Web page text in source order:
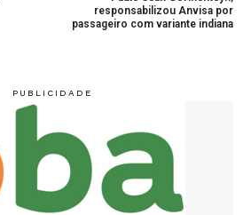
responsabilizou Anvisa por
passageiro com variante indiana